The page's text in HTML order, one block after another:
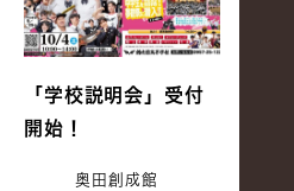
「学校説明会」受付
開始！
奥田創成館